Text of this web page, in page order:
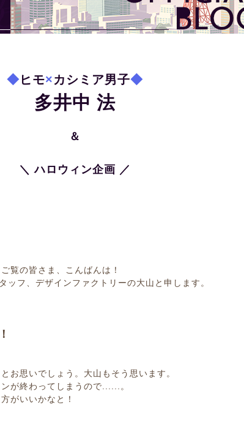
◆ ヒモ×カシミア男子◆
多井中 法
＆
＼ ハロウィン企画 ／
覧の皆さま、こんばんは！
ッフ、デザインファクトリーの大山と申します。
お思いでしょう。大山もそう思います。
が終わってしまうので......。
がいいかなと！